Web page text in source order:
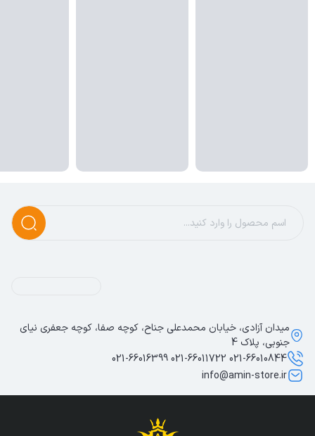
میدان آزادی، خیابان محمدعلی جناح، کوچه صفا، کوچه جعفری نیای
جنوبی، پلاک 4
021-66010844 021-66011722 021-66016399
info@amin-store.ir